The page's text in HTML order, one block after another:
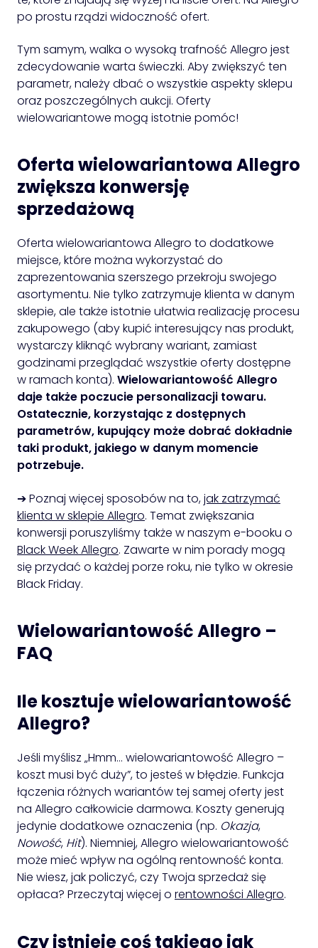
po prostu rządzi widoczność ofert.
Tym samym, walka o wysoką trafność Allegro jest
zdecydowanie warta świeczki. Aby zwiększyć ten
parametr, należy dbać o wszystkie aspekty sklepu
oraz poszczególnych aukcji. Oferty
wielowariantowe mogą istotnie pomóc!
Oferta wielowariantowa Allegro
zwiększa konwersję
sprzedażową
Oferta wielowariantowa Allegro to dodatkowe
miejsce, które można wykorzystać do
zaprezentowania szerszego przekroju swojego
asortymentu. Nie tylko zatrzymuje klienta w danym
sklepie, ale także istotnie ułatwia realizację procesu
zakupowego (aby kupić interesujący nas produkt,
wystarczy kliknąć wybrany wariant, zamiast
godzinami przeglądać wszystkie oferty dostępne
w ramach konta). Wielowariantowość Allegro
daje także poczucie personalizacji towaru.
Ostatecznie, korzystając z dostępnych
parametrów, kupujący może dobrać dokładnie
taki produkt, jakiego w danym momencie
potrzebuje.
➔ Poznaj więcej sposobów na to,jak zatrzymać
klienta w sklepie Allegro. Temat zwiększania
konwersji poruszyliśmy także w naszym e-booku o
Black Week Allegro. Zawarte w nim porady mogą
się przydać o każdej porze roku, nie tylko w okresie
Black Friday.
Wielowariantowość Allegro –
FAQ
Ile kosztuje wielowariantowość
Allegro?
Jeśli myślisz „Hmm… wielowariantowość Allegro –
koszt musi być duży”, to jesteś w błędzie. Funkcja
łączenia różnych wariantów tej samej oferty jest
na Allegro całkowicie darmowa. Koszty generują
jedynie dodatkowe oznaczenia (np. Okazja,
Nowość, Hit). Niemniej, Allegro wielowariantowość
może mieć wpływ na ogólną rentowność konta.
Nie wiesz, jak policzyć, czy Twoja sprzedaż się
opłaca? Przeczytaj więcej o rentowności Allegro.
Czy istnieje coś takiego jak